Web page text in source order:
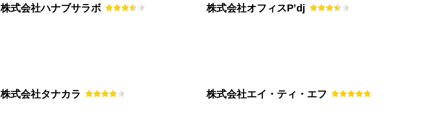
株式会社ハナブサラボ 株式会社オフィスP’dj
株式会社タナカラ 株式会社エイ・ティ・エフ